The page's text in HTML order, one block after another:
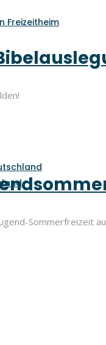
Freizeitheim
Sommerfreizeit